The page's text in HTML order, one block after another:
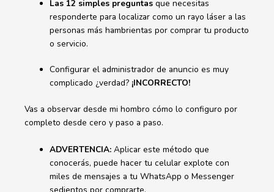
Las 12 simples preguntas que necesitas
responderte para localizar como un rayo láser a las
personas más hambrientas por comprar tu producto
o servicio.
Configurar el administrador de anuncio es muy
complicado ¿verdad?¡INCORRECTO!
Vas a observar desde mi hombro cómo lo configuro por
completo desde cero y paso a paso.
ADVERTENCIA: Aplicar este método que
conocerás, puede hacer tu celular explote con
miles de mensajes a tu WhatsApp o Messenger
sedientos por comprarte.